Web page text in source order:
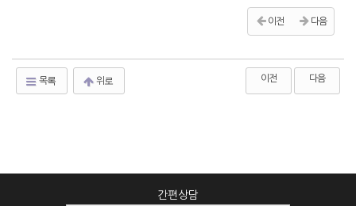
이전 다음
목록 위로 이전 다음
간편상담